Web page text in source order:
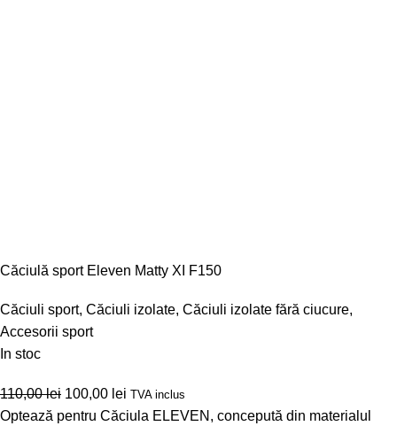
Căciulă sport Eleven Matty XI F150
Căciuli sport, Căciuli izolate, Căciuli izolate fără ciucure,
Accesorii sport
In stoc
110,00lei 100,00 lei TVA inclus
Optează pentru Căciula ELEVEN, concepută din materialul